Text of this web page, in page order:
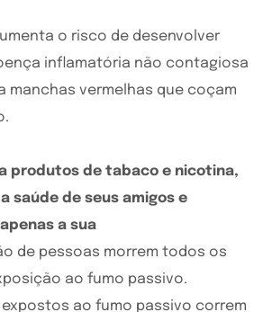
o risco de desenvolver
inflamatória não contagiosa
manchas vermelhas que coçam
produtos de tabaco e nicotina,
saúde de seus amigos e
a sua
de pessoas morrem todos os
ao fumo passivo.
expostos ao fumo passivo correm